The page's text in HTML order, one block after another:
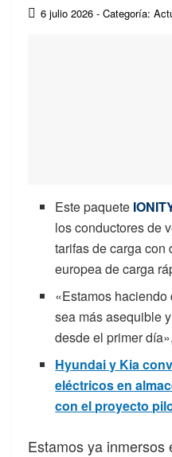
6 julio 2026 - Categoría:
Este paquete
los conductores de
tarifas de carga con
europea de carga
«Estamos
sea más asequible
desde el primer
Hyundai y Kia
eléctricos en
con el proyecto
Estamos ya inmersos